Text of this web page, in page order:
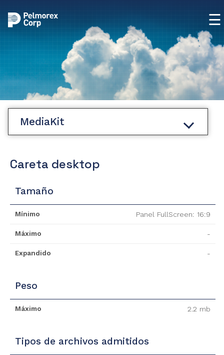
☰
MediaKit
Careta desktop
Tamaño
Mínimo Panel FullScreen: 16:9
Máximo -
Expandido -
Peso
Máximo 2.2 mb
Tipos de archivos admitidos